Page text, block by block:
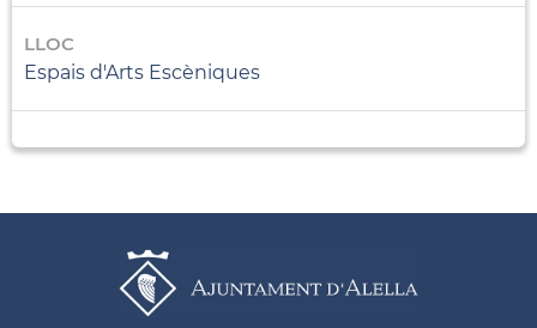
LLOC
Espais d'Arts Escèniques